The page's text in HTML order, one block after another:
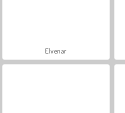
Elvenar